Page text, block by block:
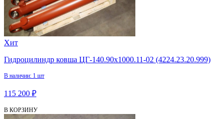
Хит
Гидроцилиндр ковша ЦГ-140.90х1000.11-02 (4224.23.20.999)
В наличии: 1 шт
115 200 ₽
В КОРЗИНУ